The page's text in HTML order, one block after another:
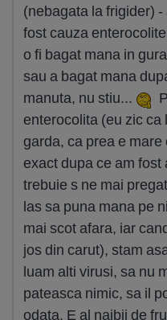
(nebagata la frigider)
fost cauza
o fi bagat mana in
sau a bagat mana
manuta, nu stiu...
enterocolita (eu zic ca
garda, ca prea e
exact dupa ce am
trebuie s ne mai
las sa puna mana pe
mai scot afara, iar
jos din carut), stam
luam alti virusi, sa nu
pateasca nimic, sa il
odata. E al naibii de